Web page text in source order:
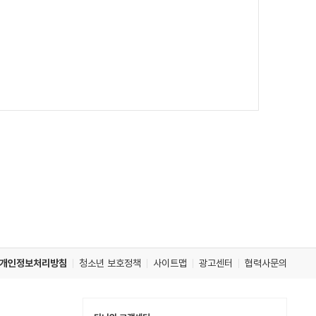
개인정보처리방침 청소년 보호정책 사이트맵 광고센터 협력사문의